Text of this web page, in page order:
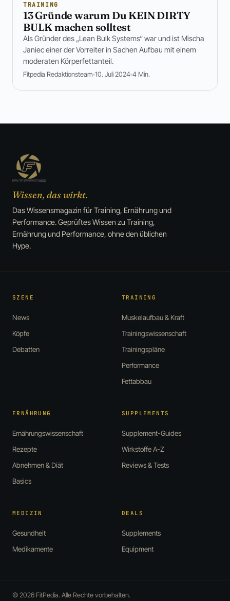
TRAINING
13 Gründe warum Du KEIN DIRTY
BULK machen solltest
Als Gründer des „Lean Bulk Systems“ war und ist Mischa
Janiec einer der Vorreiter in Sachen Aufbau mit einem
moderaten Körperfettanteil.
Fitpedia Redaktionsteam 10. Juli 2024 4 Min.
Wissen, das wirkt.
Das Wissensmagazin für Training, Ernährung und
Performance. Geprüftes Wissen zu Training,
Ernährung und Performance, ohne den üblichen
Hype.
SZENE
News
Köpfe
Debatten
TRAINING
Muskelaufbau & Kraft
Trainingswissenschaft
Trainingspläne
Performance
Fettabbau
ERNÄHRUNG
Ernährungswissenschaft
Rezepte
Abnehmen & Diät
Basics
SUPPLEMENTS
Supplement-Guides
Wirkstoffe A-Z
Reviews & Tests
MEDIZIN
Gesundheit
Medikamente
DEALS
Supplements
Equipment
© 2026 FitPedia. Alle Rechte vorbehalten.